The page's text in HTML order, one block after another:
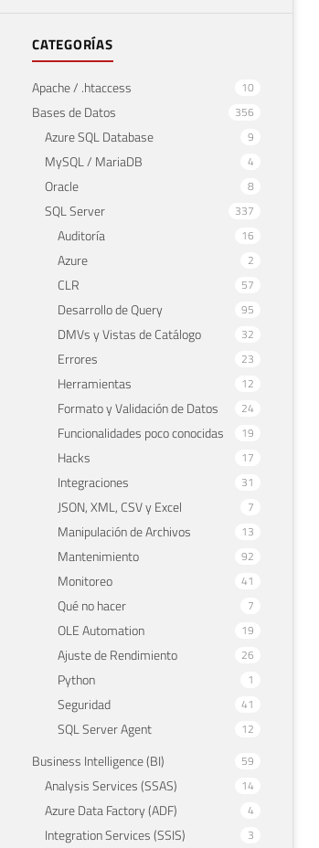
CATEGORÍAS
Apache / .htaccess 10
Bases de Datos 356
Azure SQL Database 9
MySQL / MariaDB 4
Oracle 8
SQL Server 337
Auditoría 16
Azure 2
CLR 57
Desarrollo de Query 95
DMVs y Vistas de Catálogo 32
Errores 23
Herramientas 12
Formato y Validación de Datos 24
Funcionalidades poco conocidas 19
Hacks 17
Integraciones 31
JSON, XML, CSV y Excel 7
Manipulación de Archivos 13
Mantenimiento 92
Monitoreo 41
Qué no hacer 7
OLE Automation 19
Ajuste de Rendimiento 26
Python 1
Seguridad 41
SQL Server Agent 12
Business Intelligence (BI) 59
Analysis Services (SSAS) 14
Azure Data Factory (ADF) 4
Integration Services (SSIS) 3